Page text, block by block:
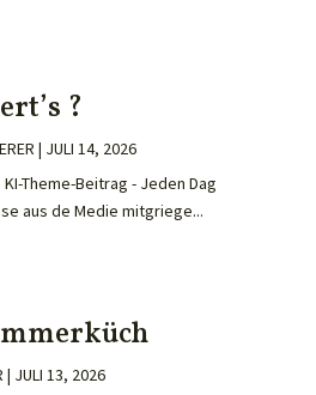
?
| JULI 14, 2026
Theme-Beitrag - Jeden Dag
aus de Medie mitgriege...
| JULI 13, 2026